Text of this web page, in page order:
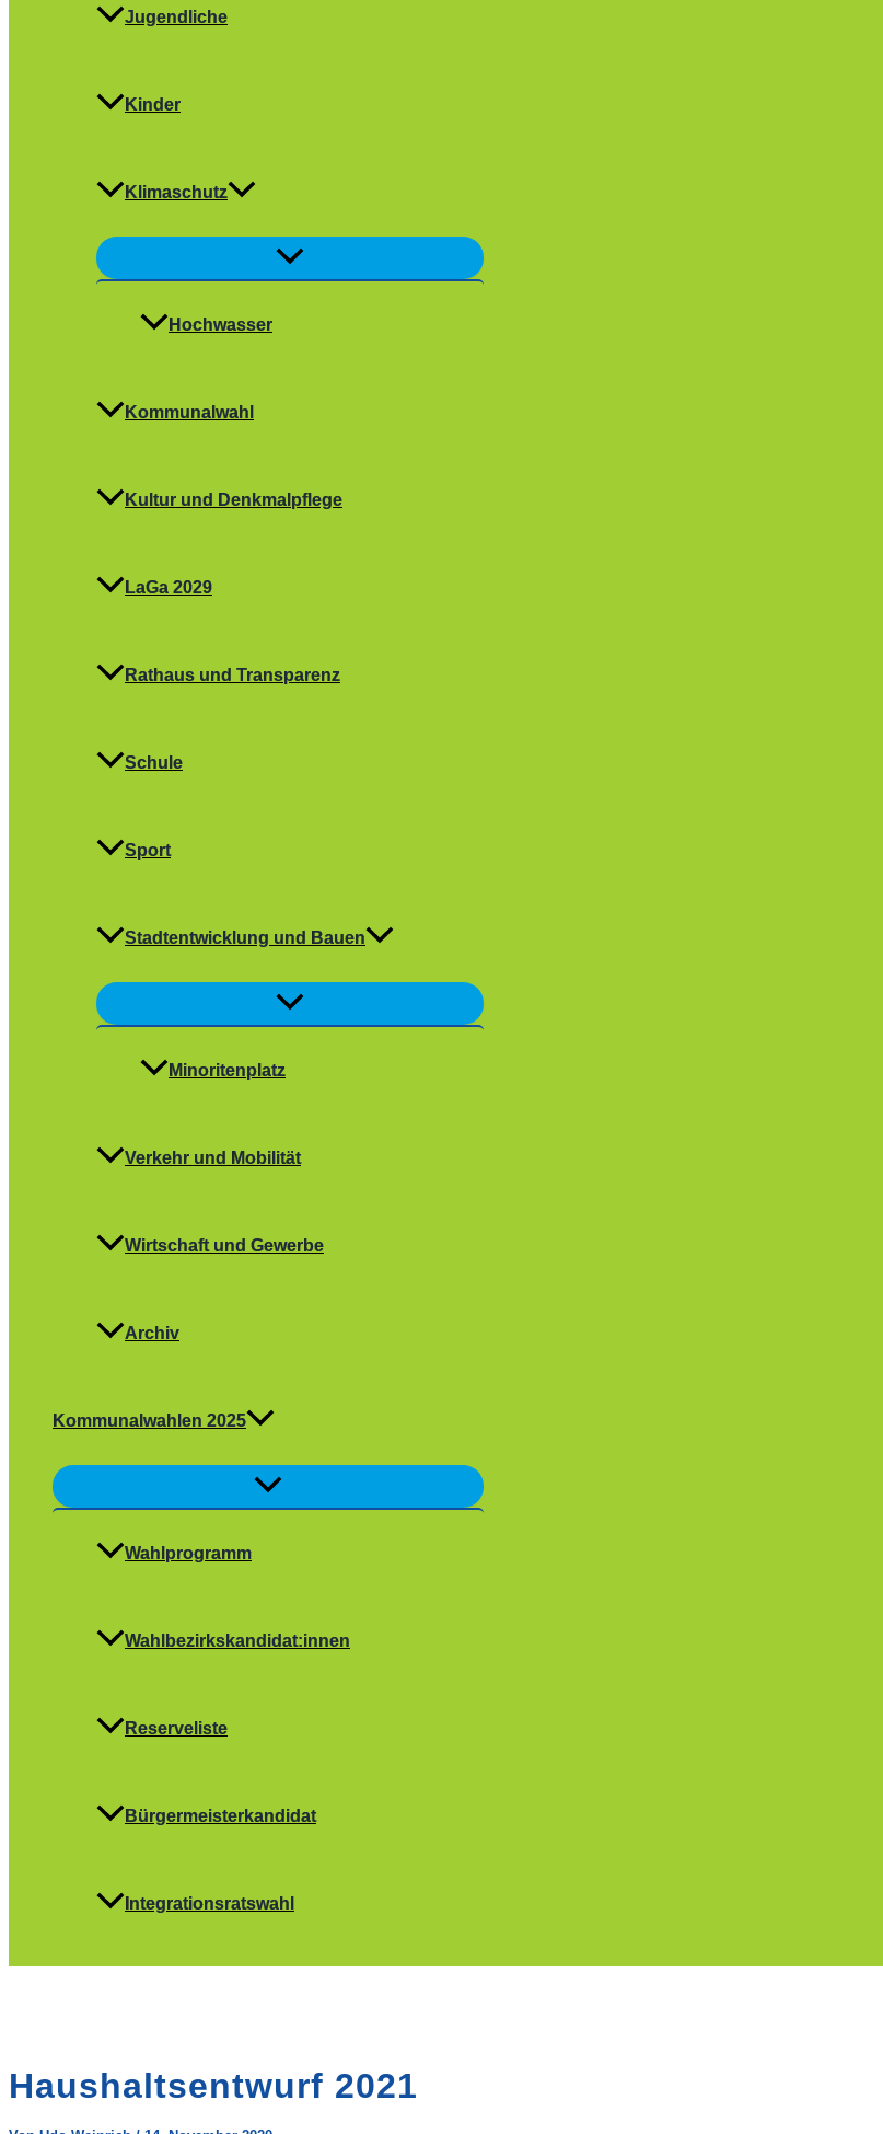
Jugendliche
Kinder
Klimaschutz
Menü
Hochwasser
Kommunalwahl
Kultur und Denkmalpflege
LaGa 2029
Rathaus und Transparenz
Schule
Sport
Stadtentwicklung und Bauen
Menü
Minoritenplatz
Verkehr und Mobilität
Wirtschaft und Gewerbe
Archiv
Kommunalwahlen 2025
Menü
Wahlprogramm
Wahlbezirkskandidat:innen
Reserveliste
Bürgermeisterkandidat
Integrationsratswahl
Haushaltsentwurf 2021